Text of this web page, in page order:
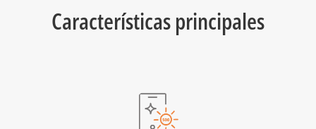
Características principales